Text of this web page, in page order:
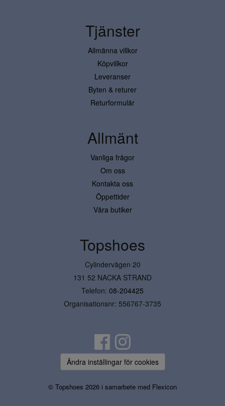
Tjänster
Allmänna villkor
Köpvillkor
Leveranser
Byten & returer
Returformulär
Allmänt
Vanliga frågor
Om oss
Kontakta oss
Öppettider
Våra butiker
Topshoes
Cylindervägen 20
131 52 NACKA STRAND
Telefon: 08-204425
Organisationsnr: 556767-3735
Ändra inställingar för cookies
© Topshoes 2026 i samarbete med Flexicon